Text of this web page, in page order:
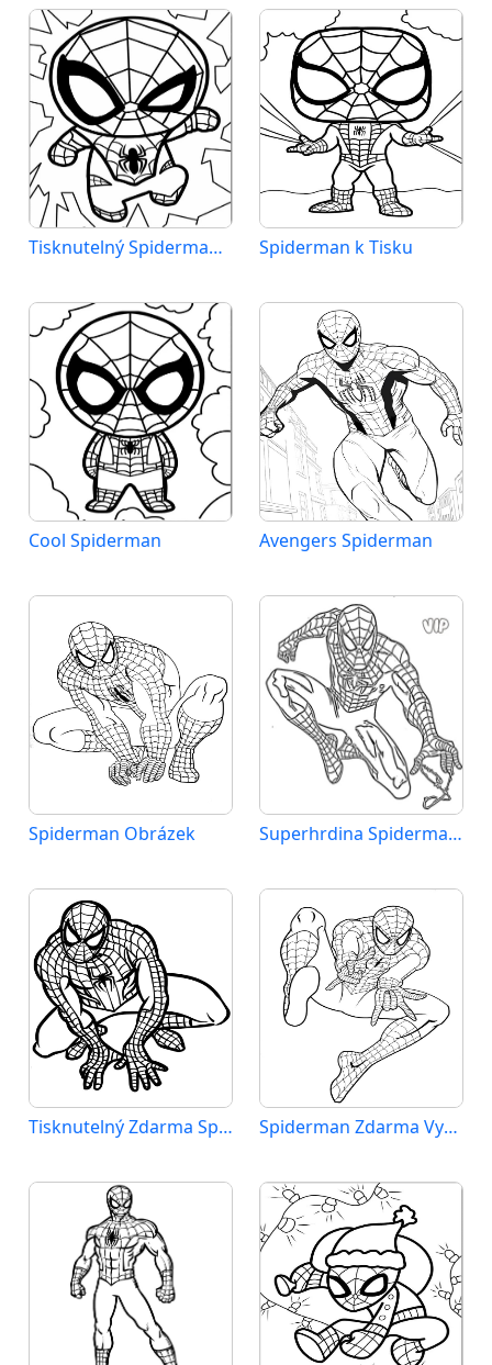
Tisknutelný Spiderman Obrázek Spiderman k Tisku
Cool Spiderman Avengers Spiderman
Spiderman Obrázek Superhrdina Spiderman Marvel
Tisknutelný Zdarma Spiderman Spiderman Zdarma Vymalovatelné Obrázek